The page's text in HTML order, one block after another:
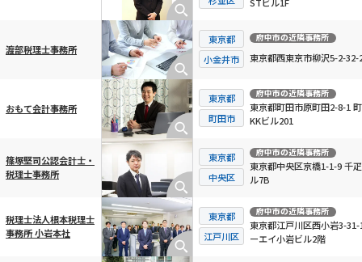
STビル1F
渡部税理士事務所
東京都
小金井市
府中市の近隣事務所
東京都西東京市柳沢5-2-32-
おもて会計事務所
東京都
町田市
府中市の近隣事務所
東京都町田市原町田2-8-1
KKビル201
篠塚堅司公認会計士・
税理士事務所
東京都
中央区
府中市の近隣事務所
東京都中央区京橋1-1-9 千
ル7B
税理士法人根本税理士
事務所 小岩本社
東京都
江戸川区
府中市の近隣事務所
東京都江戸川区西小岩3-31-
ーエイ小岩ビル2階